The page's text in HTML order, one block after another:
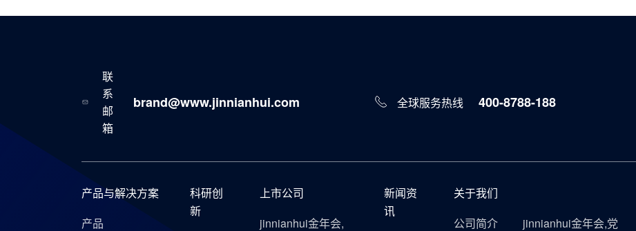
联
系
邮
箱
brand@www.jinnianhui.com 全球服务热线 400-8788-188
产品与解决方案
产品
科研创
新
上市公司
jinnianhui金年会,
新闻资
讯
关于我们
公司简介
jinnianhui金年会,党